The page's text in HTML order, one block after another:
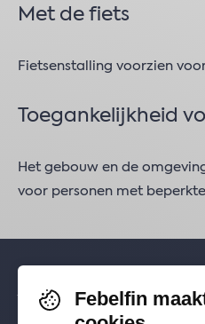
Met de fiets
Fietsenstalling voorzien
Toegankelijkheid
Het gebouw en de
voor personen met
Volg je ons al? Blijf
Febelfin